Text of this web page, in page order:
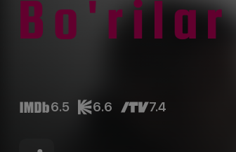
6.5 6.6 7.4